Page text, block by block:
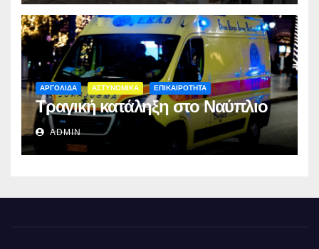
ΑΡΓΟΛΙΔΑ ΑΣΤΥΝΟΜΙΚΑ ΕΠΙΚΑΙΡΟΤΗΤΑ
Τραγική κατάληξη στο Ναύπλιο
ADMIN